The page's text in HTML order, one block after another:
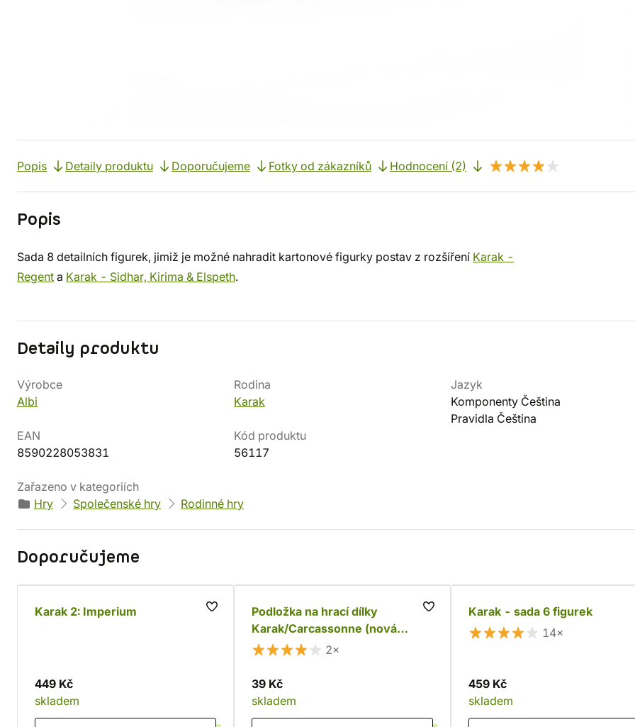
Popis Detaily produktu Doporučujeme Fotky od zákazníků Hodnocení (2)
Popis
Sada 8 detailních figurek, jimiž je možné nahradit kartonové figurky postav z rozšíření Karak -
Regent a Karak - Sidhar, Kirima & Elspeth.
Detaily produktu
Výrobce
Albi
Rodina
Karak
Jazyk
Komponenty Čeština
Pravidla Čeština
EAN
8590228053831
Kód produktu
56117
Zařazeno v kategoriích
Hry
Společenské hry Rodinné hry
Doporučujeme
Karak 2: Imperium
449 Kč
skladem
Podložka na hrací dílky
Karak/Carcassonne (nová
verze)
2×
39 Kč
skladem
Karak - sada 6 figurek
14×
459 Kč
skladem